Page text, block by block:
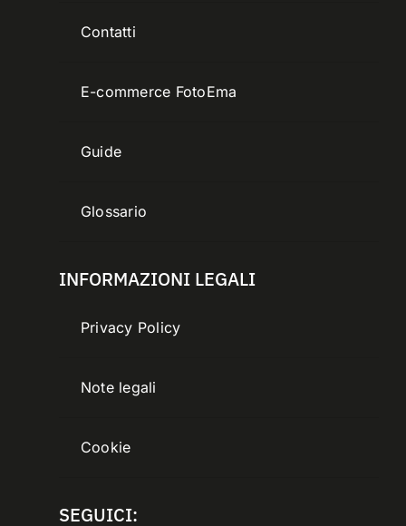
Contatti
E-commerce FotoEma
Guide
Glossario
INFORMAZIONI LEGALI
Privacy Policy
Note legali
Cookie
SEGUICI: